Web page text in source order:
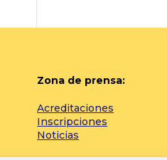
Zona de prensa:
Acreditaciones
Inscripciones
Noticias